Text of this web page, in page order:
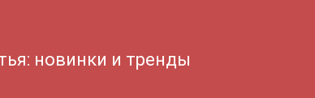
новинки и тренды